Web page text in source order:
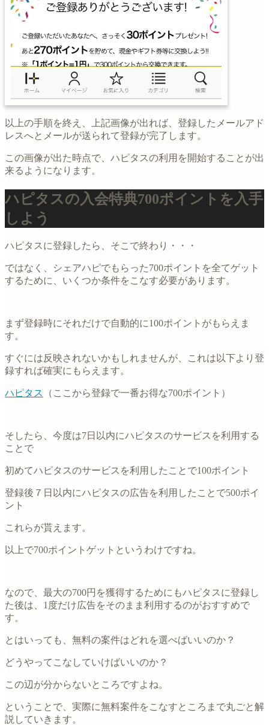
以上の手順を終え、上記画像が出れば、登録したメールアド
レスへとメールが送られて登録が完了します。
この画像が出た時点で、ハピタスの利用を開始することが出
来るようになります。
ハピタスの入会特典700ポイントを入手
しよう
ハピタスに登録したら、そこで終わり・・・
ではなく、シェアハピでもらった700ポイントを全てゲット
するために、いくつか条件をこなす必要があります。
まず登録時にそれだけで自動的に100ポイントがもらえま
す。
すぐには反映されないかもしれませんが、これは以下より登
録すれば確実にもらえます。
ハピタス （ここから登録で一番お得な700ポイント）
そしたら、今度は7日以内にハピタスのサービスを利用する
ことで
初めてハピタスのサービスを利用したことで100ポイント
登録後７日以内にハピタスの広告を利用したことで500ポイ
ント
これらが貰えます。
以上で700ポイントゲットというわけですね。
なので、最大の700円を獲得するためにもハピタスに登録し
た後は、1度だけ広告をそのまま利用するのがおすすめで
す。
とはいっても、無料の案件はどれを選べばいいのか？
どうやってこなしていけばいいのか？
この辺が分からないところですよね。
ということで、実際に無料案件をこなすところまで丸ごと解
説していきます。